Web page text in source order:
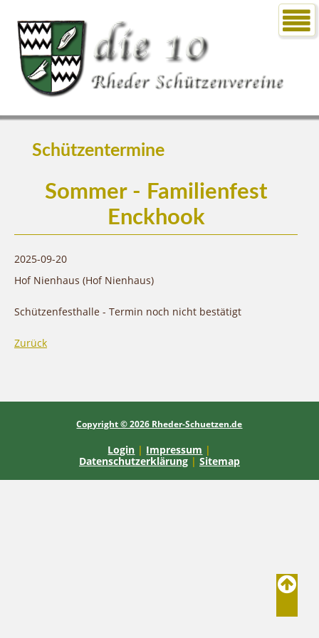
Schützentermine
Sommer - Familienfest
Enckhook
2025-09-20
Hof Nienhaus (Hof Nienhaus)
Schützenfesthalle - Termin noch nicht bestätigt
Zurück
Copyright © 2026 Rheder-Schuetzen.de
Login | Impressum |
Datenschutzerklärung | Sitemap